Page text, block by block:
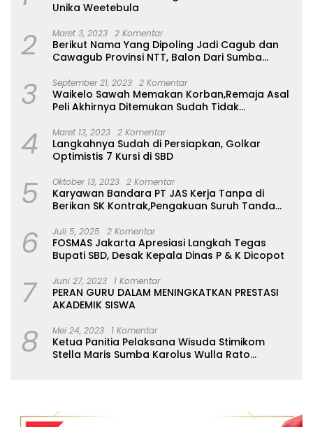
Unika Weetebula
2 Maret 3, 2023 2 Komentar
Berikut Nama Yang Dipoling Jadi Cagub dan
Cawagub Provinsi NTT, Balon Dari Sumba
3 September 21, 2023 2 Komentar
Waikelo Sawah Memakan Korban,Remaja Asal
Peli Akhirnya Ditemukan Sudah Tidak
4 Maret 13, 2023 2 Komentar
Langkahnya Sudah di Persiapkan, Golkar
Optimistis 7 Kursi di SBD
5 Oktober 13, 2023 2 Komentar
Karyawan Bandara PT JAS Kerja Tanpa di
Berikan SK Kontrak,Pengakuan Suruh Tanda
6 Juli 5, 2025 2 Komentar
FOSMAS Jakarta Apresiasi Langkah Tegas
Bupati SBD, Desak Kepala Dinas P & K Dicopot
7 Juni 27, 2023 1 Komentar
PERAN GURU DALAM MENINGKATKAN PRESTASI
AKADEMIK SISWA
8 Mei 24, 2023 1 Komentar
Ketua Panitia Pelaksana Wisuda Stimikom
Stella Maris Sumba Karolus Wulla Rato